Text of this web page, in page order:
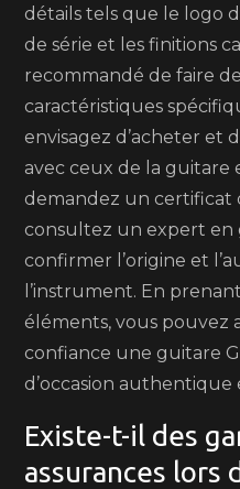
détails tels que le logo
de série et les finitions
recommandé de faire
caractéristiques
envisagez d’acheter et
avec ceux de la guitare
demandez un certificat
consultez un expert en
confirmer l’origine et
l’instrument. En
éléments, vous pouvez
confiance une guitare
d’occasion authentique
Existe-t-il des
assurances lors